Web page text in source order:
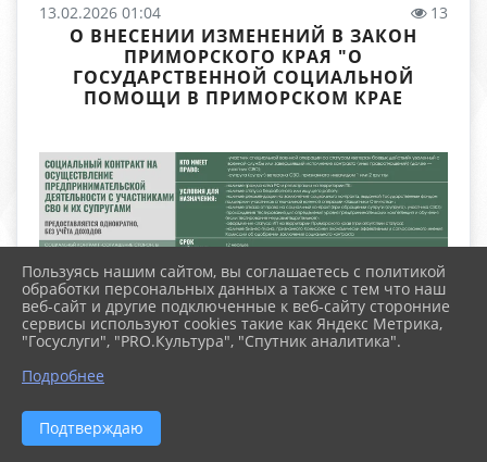
13.02.2026 01:04 13
О ВНЕСЕНИИ ИЗМЕНЕНИЙ В ЗАКОН
ПРИМОРСКОГО КРАЯ "О
ГОСУДАРСТВЕННОЙ СОЦИАЛЬНОЙ
ПОМОЩИ В ПРИМОРСКОМ КРАЕ
Пользуясь нашим сайтом, вы соглашаетесь с политикой
обработки персональных данных а также с тем что наш
веб-сайт и другие подключенные к веб-сайту сторонние
сервисы используют cookies такие как Яндекс Метрика,
"Госуслуги", "PRO.Культура", "Спутник аналитика".
Подробнее
Подтверждаю